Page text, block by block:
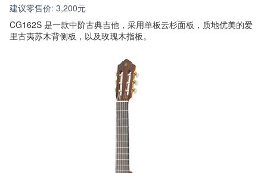
建议零售价: 3,200元
CG162S 是一款中阶古典吉他，采用单板云杉面板，质地优美的爱
里古夷苏木背侧板，以及玫瑰木指板。